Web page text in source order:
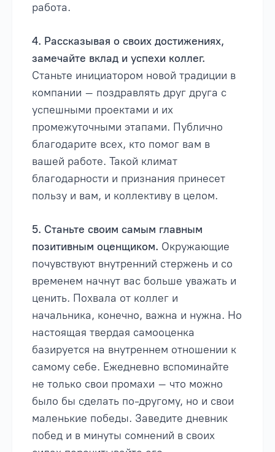
работа.
4. Рассказывая о своих достижениях,
замечайте вклад и успехи коллег.
Станьте инициатором новой традиции в
компании – поздравлять друг друга с
успешными проектами и их
промежуточными этапами. Публично
благодарите всех, кто помог вам в
вашей работе. Такой климат
благодарности и признания принесет
пользу и вам, и коллективу в целом.
5. Станьте своим самым главным
позитивным оценщиком. Окружающие
почувствуют внутренний стержень и со
временем начнут вас больше уважать и
ценить. Похвала от коллег и
начальника, конечно, важна и нужна. Но
настоящая твердая самооценка
базируется на внутреннем отношении к
самому себе. Ежедневно вспоминайте
не только свои промахи – что можно
было бы сделать по-другому, но и свои
маленькие победы. Заведите дневник
побед и в минуты сомнений в своих